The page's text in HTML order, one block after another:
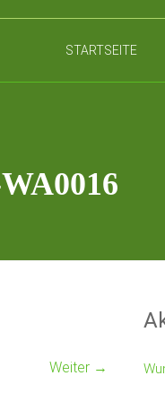
STARTSEITE
Weiter →